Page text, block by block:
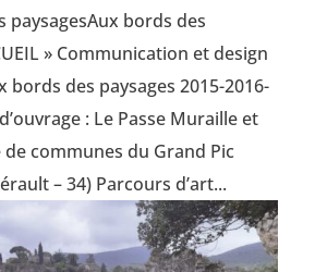
paysagesAux bords des
» Communication et design
bords des paysages 2015-2016-
: Le Passe Muraille et
communes du Grand Pic
– 34) Parcours d’art...